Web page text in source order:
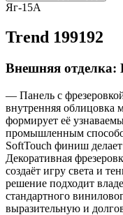
Яг-15А
Trend 199192
Внешняя отделка:
— Панель с
внутренняя облицовка
формирует её
промышленным
SoftTouch финиш
Декоративная
создаёт игру света и
решение подходит
стандартного
выразительную и